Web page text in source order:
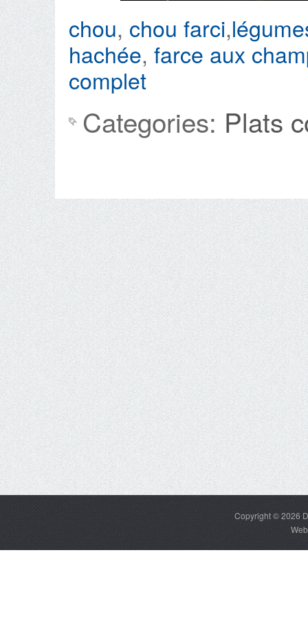
chou, chou farci,
hachée, farce aux
complet
Categories: Plats
Copyright © 2026